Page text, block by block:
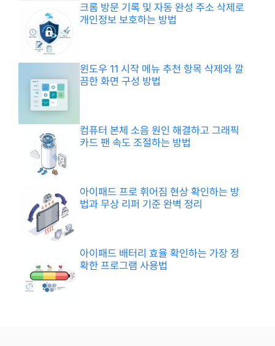
크롬 방문 기록 및 자동 완성 주소 삭제로
개인정보 보호하는 방법
윈도우 11 시작 메뉴 추천 항목 삭제와 깔
끔한 화면 구성 방법
컴퓨터 본체 소음 원인 해결하고 그래픽
카드 팬 속도 조절하는 방법
아이패드 프로 휘어짐 현상 확인하는 방
법과 무상 리퍼 기준 완벽 정리
아이패드 배터리 효율 확인하는 가장 정
확한 프로그램 사용법